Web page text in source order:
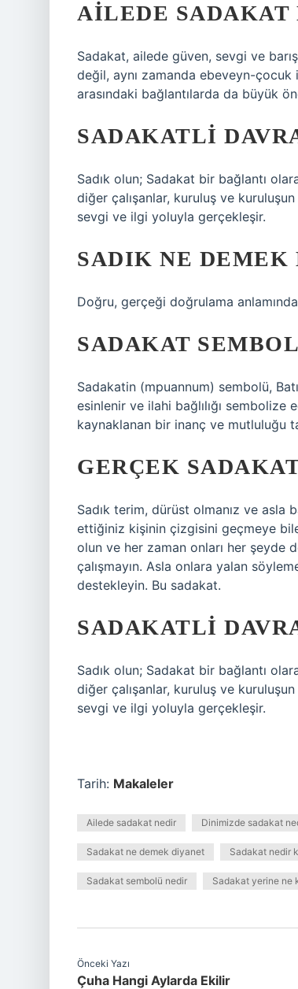
AILEDE SADAKAT
Sadakat, ailede güven, sevgi ve
değil, aynı zamanda ebeveyn-
arasındaki bağlantılarda da büyük
SADAKATLI
Sadık olun; Sadakat bir bağlantı
diğer çalışanlar, kuruluş ve
sevgi ve ilgi yoluyla gerçekleşir.
SADIK NE DEMEK
Doğru, gerçeği doğrulama anlamında
SADAKAT
Sadakatin (mpuannum) sembolü,
esinlenir ve ilahi bağlılığı sembolize
kaynaklanan bir inanç ve mutluluğu
GERÇEK
Sadık terim, dürüst olmanız ve asla
ettiğiniz kişinin çizgisini geçmeye
olun ve her zaman onları her şeyde
çalışmayın. Asla onlara yalan
destekleyin. Bu sadakat.
SADAKATLI
Sadık olun; Sadakat bir bağlantı
diğer çalışanlar, kuruluş ve
sevgi ve ilgi yoluyla gerçekleşir.
Tarih: Makaleler
Ailede sadakat nedir Dinimizde sadakat
Sadakat ne demek diyanet Sadakat nedir
Sadakat sembolü nedir Sadakat yerine ne
Önceki Yazı
Çuha Hangi Aylarda Ekilir